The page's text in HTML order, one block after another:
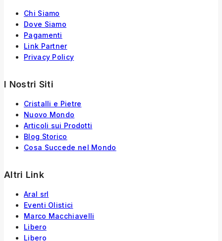
Chi Siamo
Dove Siamo
Pagamenti
Link Partner
Privacy Policy
I Nostri Siti
Cristalli e Pietre
Nuovo Mondo
Articoli sui Prodotti
Blog Storico
Cosa Succede nel Mondo
Altri Link
Aral srl
Eventi Olistici
Marco Macchiavelli
Libero
Libero